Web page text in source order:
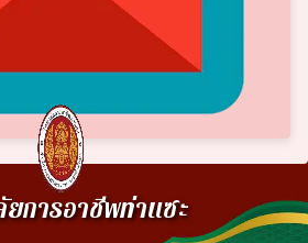
การอาชีพท่าแซะ